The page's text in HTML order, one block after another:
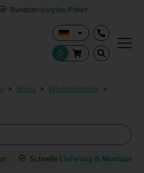
Rundum-sorglos-Paket
Shop
Wohnzimmer
Schnelle Lieferung & Montage